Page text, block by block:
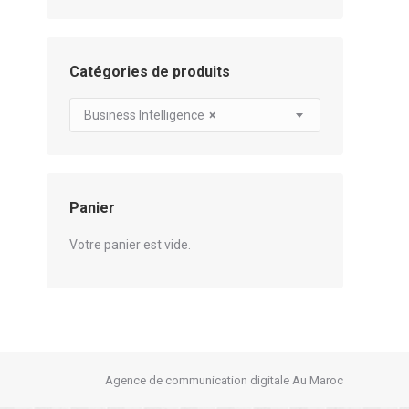
Catégories de produits
×
Business Intelligence
Panier
Votre panier est vide.
Agence de communication digitale Au Maroc